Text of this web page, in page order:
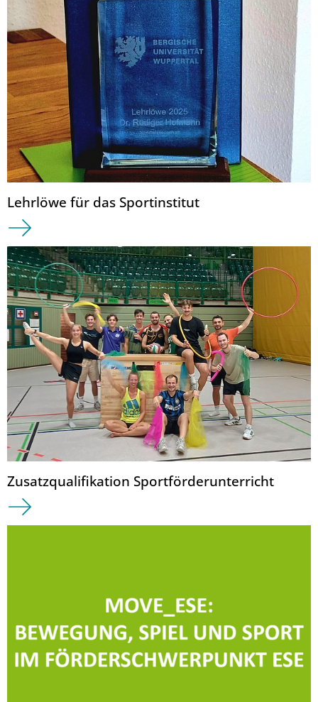
Lehrlöwe für das Sportinstitut
Zusatzqualifikation Sportförderunterricht